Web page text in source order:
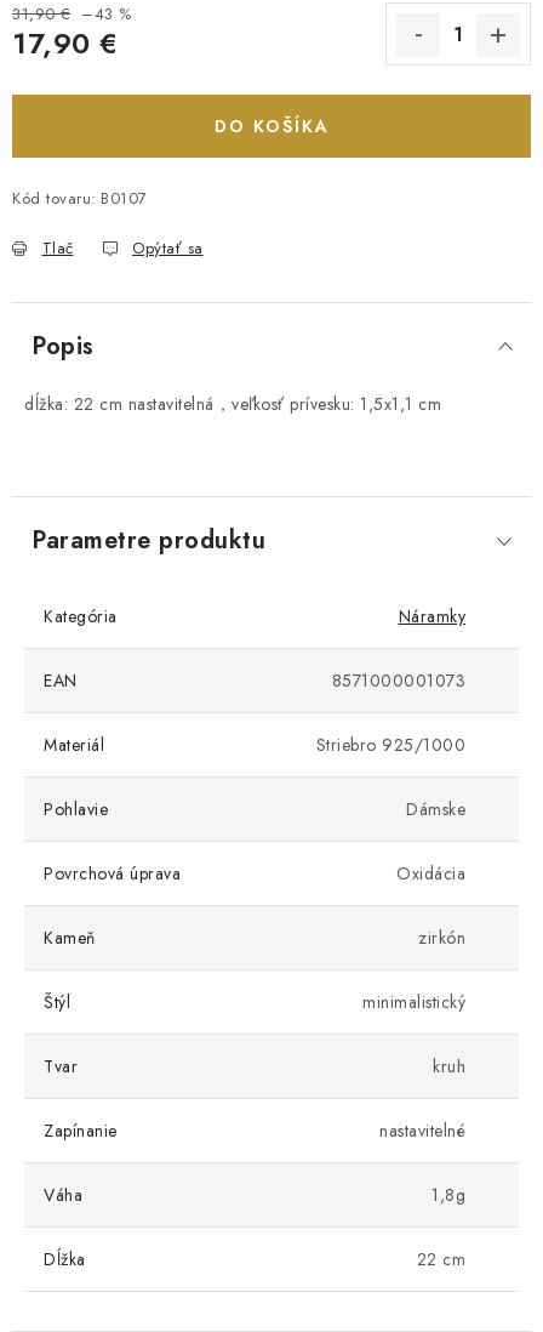
31,90 € –43 %
17,90 €
DO KOŠÍKA
Kód tovaru: B0107
Tlač Opýtať sa
Popis
dĺžka: 22 cm nastavitelná，veľkosť prívesku: 1,5x1,1 cm
Parametre produktu
Kategória Náramky
EAN 8571000001073
Materiál Striebro 925/1000
Pohlavie Dámske
Povrchová úprava Oxidácia
Kameň zirkón
Štýl minimalistický
Tvar kruh
Zapínanie nastavitelné
Váha 1,8g
Dĺžka 22 cm